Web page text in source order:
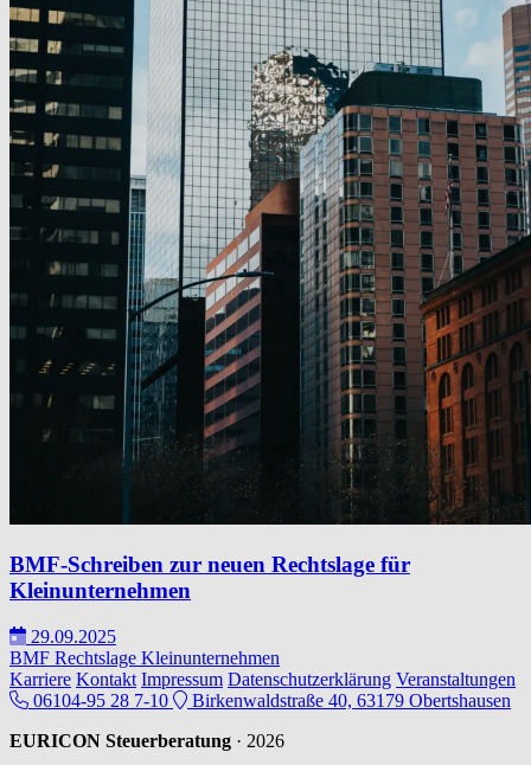
BMF-Schreiben zur neuen Rechtslage für
Kleinunternehmen
29.09.2025
BMF Rechtslage Kleinunternehmen
Karriere Kontakt Impressum Datenschutzerklärung Veranstaltungen
06104-95 28 7-10
Birkenwaldstraße 40, 63179 Obertshausen
EURICON Steuerberatung · 2026